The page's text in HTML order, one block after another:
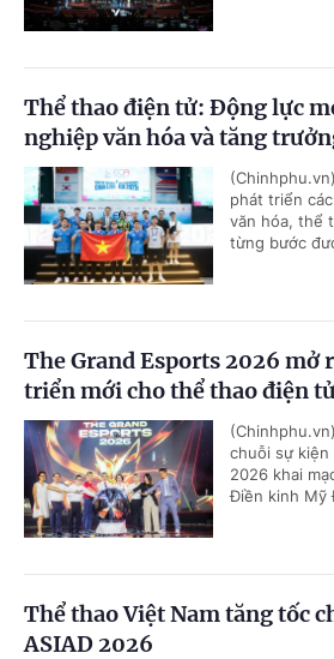
Thể thao điện tử: Động lực
nghiệp văn hóa và tăng
phát triển
văn hóa, thể
từng bước
The Grand Esports 2026 mở
triển mới cho thể thao điện
chuỗi sự kiện
2026 khai
Điền kinh Mỹ
Thể thao Việt Nam tăng tốc
ASIAD 2026